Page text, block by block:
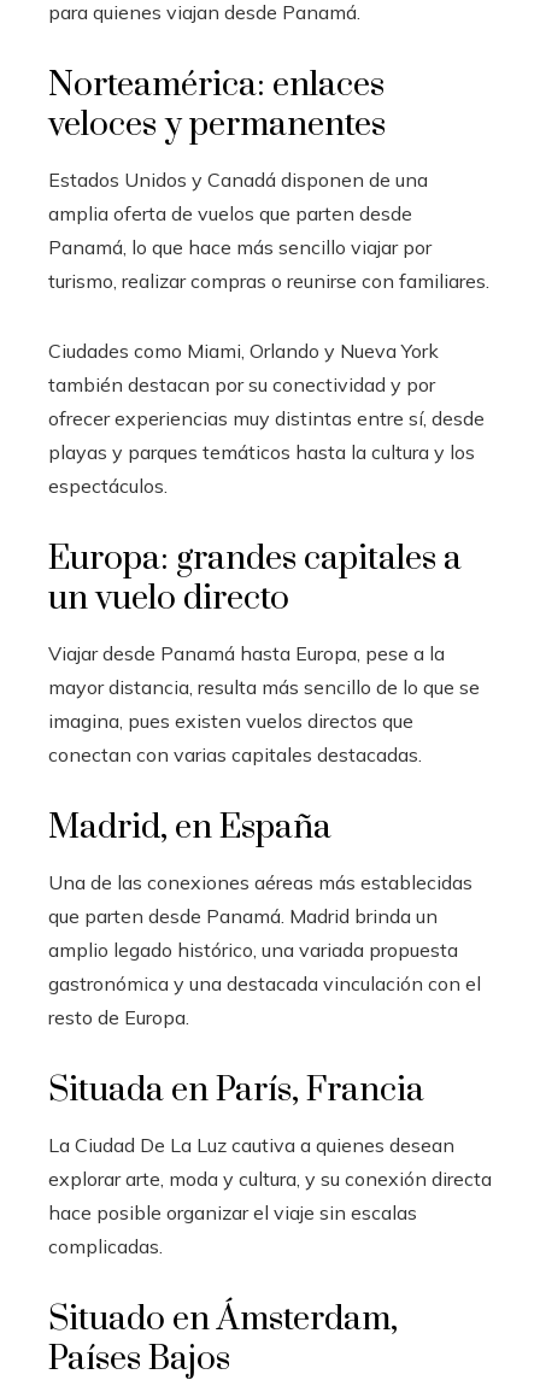
para quienes viajan desde Panamá.
Norteamérica: enlaces
veloces y permanentes
Estados Unidos y Canadá disponen de una
amplia oferta de vuelos que parten desde
Panamá, lo que hace más sencillo viajar por
turismo, realizar compras o reunirse con familiares.
Ciudades como Miami, Orlando y Nueva York
también destacan por su conectividad y por
ofrecer experiencias muy distintas entre sí, desde
playas y parques temáticos hasta la cultura y los
espectáculos.
Europa: grandes capitales a
un vuelo directo
Viajar desde Panamá hasta Europa, pese a la
mayor distancia, resulta más sencillo de lo que se
imagina, pues existen vuelos directos que
conectan con varias capitales destacadas.
Madrid, en España
Una de las conexiones aéreas más establecidas
que parten desde Panamá. Madrid brinda un
amplio legado histórico, una variada propuesta
gastronómica y una destacada vinculación con el
resto de Europa.
Situada en París, Francia
La Ciudad De La Luz cautiva a quienes desean
explorar arte, moda y cultura, y su conexión directa
hace posible organizar el viaje sin escalas
complicadas.
Situado en Ámsterdam,
Países Bajos